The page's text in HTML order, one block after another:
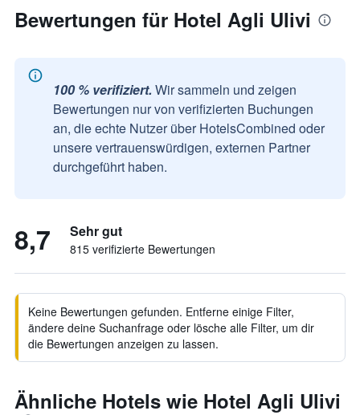
Bewertungen für Hotel Agli Ulivi
100 % verifiziert. Wir sammeln und zeigen
Bewertungen nur von verifizierten Buchungen
an, die echte Nutzer über HotelsCombined oder
unsere vertrauenswürdigen, externen Partner
durchgeführt haben.
8,7 Sehr gut
815 verifizierte Bewertungen
Keine Bewertungen gefunden. Entferne einige Filter,
ändere deine Suchanfrage oder lösche alle Filter, um dir
die Bewertungen anzeigen zu lassen.
Ähnliche Hotels wie Hotel Agli Ulivi